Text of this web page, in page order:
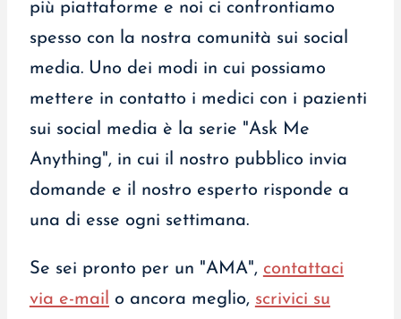
più piattaforme e noi ci confrontiamo
spesso con la nostra comunità sui social
media. Uno dei modi in cui possiamo
mettere in contatto i medici con i pazienti
sui social media è la serie "Ask Me
Anything", in cui il nostro pubblico invia
domande e il nostro esperto risponde a
una di esse ogni settimana.
Se sei pronto per un "AMA", contattaci
via e-mail
o ancora meglio, scrivici su